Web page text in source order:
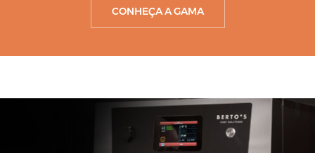
CONHEÇA A GAMA